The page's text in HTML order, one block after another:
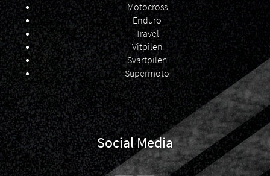
Motocross
Enduro
Travel
Vitpilen
Svartpilen
Supermoto
Social Media